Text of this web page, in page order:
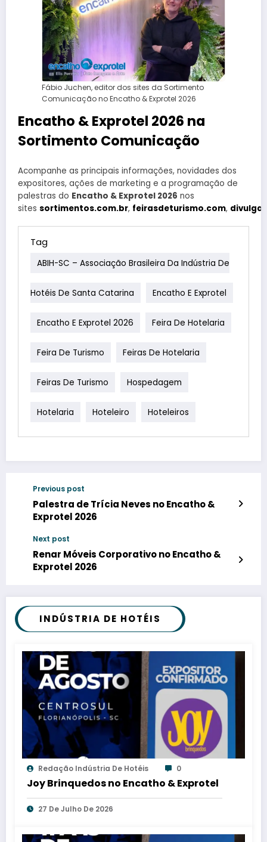
Fábio Juchen, editor dos sites da Sortimento
Comunicação no Encatho & Exprotel 2026
Encatho & Exprotel 2026 na
Sortimento Comunicação
Acompanhe as principais informações, novidades dos
expositores, ações de marketing e a programação de
palestras do Encatho & Exprotel 2026 nos
sites sortimentos.com.br, feirasdeturismo.com,
Tag
ABIH-SC – Associação Brasileira Da Indústria De
Hotéis De Santa Catarina Encatho E Exprotel
Encatho E Exprotel 2026 Feira De Hotelaria
Feira De Turismo Feiras De Hotelaria
Feiras De Turismo Hospedagem
Hotelaria Hoteleiro Hoteleiros
Previous post
Palestra de Trícia Neves no Encatho &
Exprotel 2026
Next post
Renar Móveis Corporativo no Encatho &
Exprotel 2026
INDÚSTRIA DE HOTÉIS
Redação Indústria De Hotéis 0
Joy Brinquedos no Encatho & Exprotel
27 De Julho De 2026